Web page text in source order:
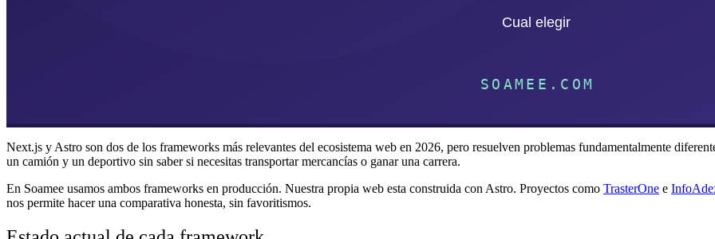
Next.js y Astro son dos de los frameworks más relevantes del ecosistema web en 2026, pero resuelven problemas fundamentalmente
un camión y un deportivo sin saber si necesitas transportar mercancías o ganar una carrera.
En Soamee usamos ambos frameworks en producción. Nuestra propia web esta construida con Astro. Proyectos como TrasterOne e
nos permite hacer una comparativa honesta, sin favoritismos.